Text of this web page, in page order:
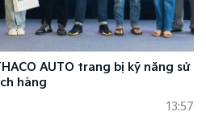
AUTO trang bị kỹ năng sử
hàng
13:57